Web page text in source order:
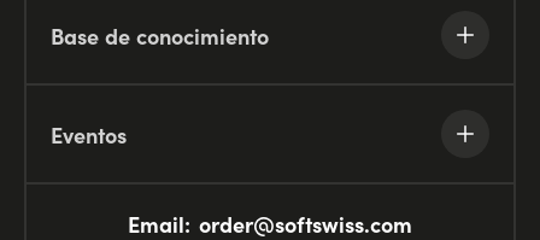
Base de conocimiento
Eventos
Email: order@softswiss.com